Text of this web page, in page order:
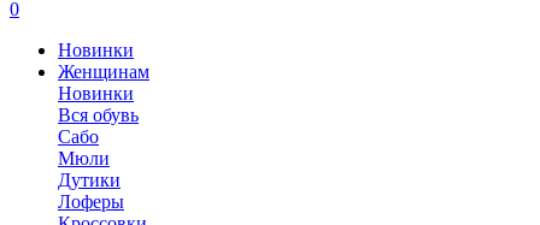
0
Новинки
Женщинам
Новинки
Вся обувь
Сабо
Мюли
Дутики
Лоферы